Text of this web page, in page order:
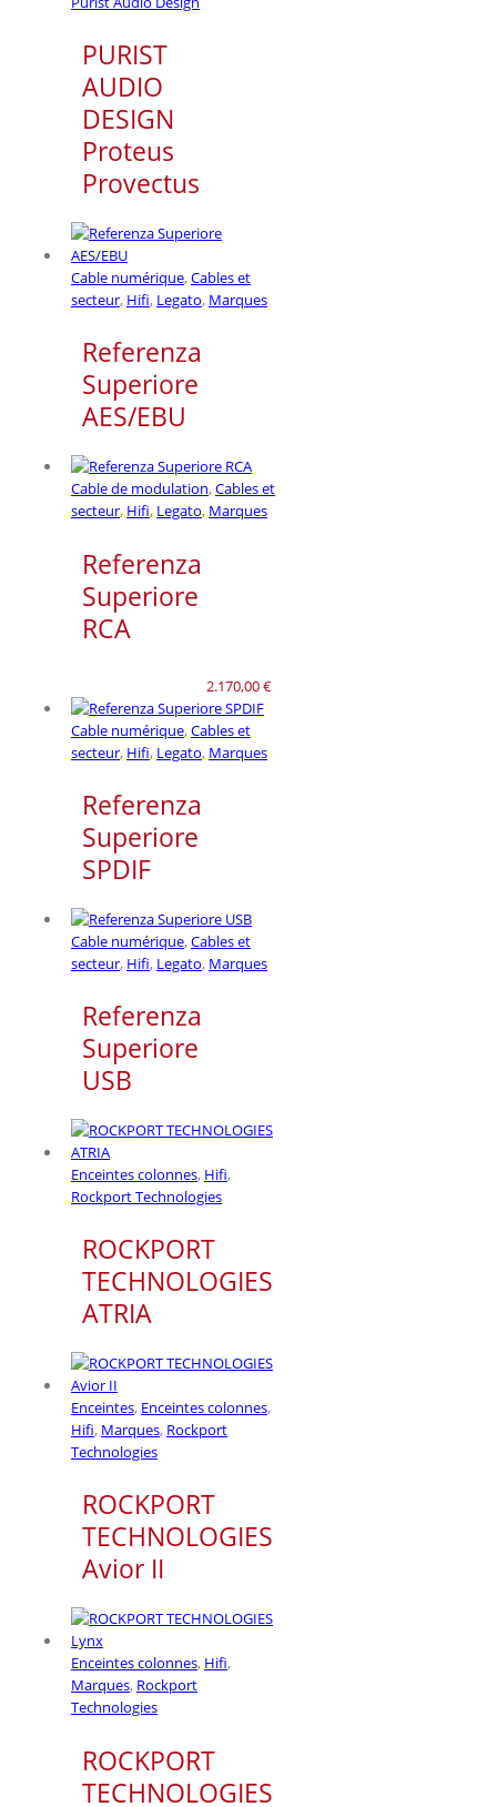
PURIST
AUDIO
DESIGN
Proteus
Provectus
Cable numérique,Cables et
secteur, Hifi, Legato, Marques
Referenza
Superiore
AES/EBU
Cable de modulation,Cables et
secteur, Hifi, Legato, Marques
Referenza
Superiore
RCA
2.170,00€
Cable numérique,Cables et
secteur, Hifi, Legato, Marques
Referenza
Superiore
SPDIF
Cable numérique,Cables et
secteur, Hifi, Legato, Marques
Referenza
Superiore
USB
Enceintes colonnes, Hifi,
Rockport Technologies
ROCKPORT
TECHNOLOGIES
ATRIA
Enceintes, Enceintes colonnes,
Hifi, Marques, Rockport
Technologies
ROCKPORT
TECHNOLOGIES
Avior II
Enceintes colonnes, Hifi,
Marques, Rockport
Technologies
ROCKPORT
TECHNOLOGIES